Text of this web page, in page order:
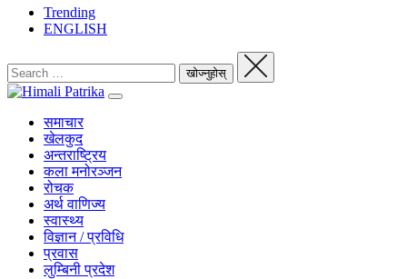
Trending
ENGLISH
समाचार
खेलकुद
अन्तराष्ट्रिय
कला मनोरञ्जन
रोचक
अर्थ वाणिज्य
स्वास्थ्य
विज्ञान / प्रविधि
प्रवास
लुम्बिनी प्रदेश